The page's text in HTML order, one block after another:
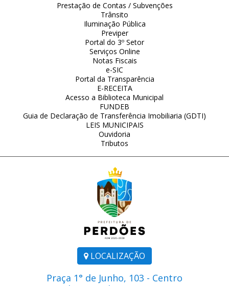
LOCALIZAÇÃO
Praça 1° de Junho, 103 - Centro
Prestação de Contas / Subvenções
Trânsito
Iluminação Pública
Previper
Portal do 3º Setor
Serviços Online
Notas Fiscais
e-SIC
Portal da Transparência
E-RECEITA
Acesso a Biblioteca Municipal
FUNDEB
Guia de Declaração de Transferência Imobiliaria (GDTI)
LEIS MUNICIPAIS
Ouvidoria
Tributos